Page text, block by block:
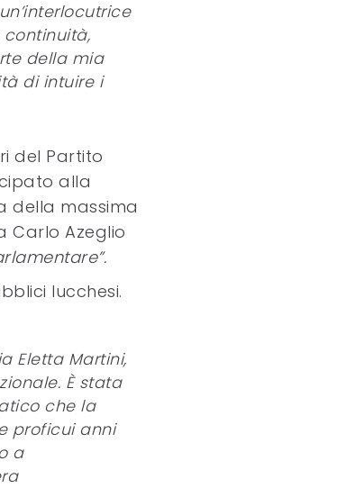
della mia
di intuire i
del Partito
alla
della massima
Carlo Azeglio
lucchesi.
Eletta Martini,
È stata
che la
proficui anni
a